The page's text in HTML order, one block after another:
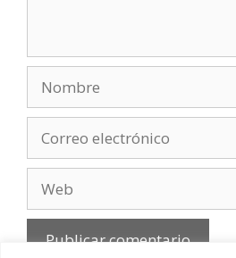
electrónico